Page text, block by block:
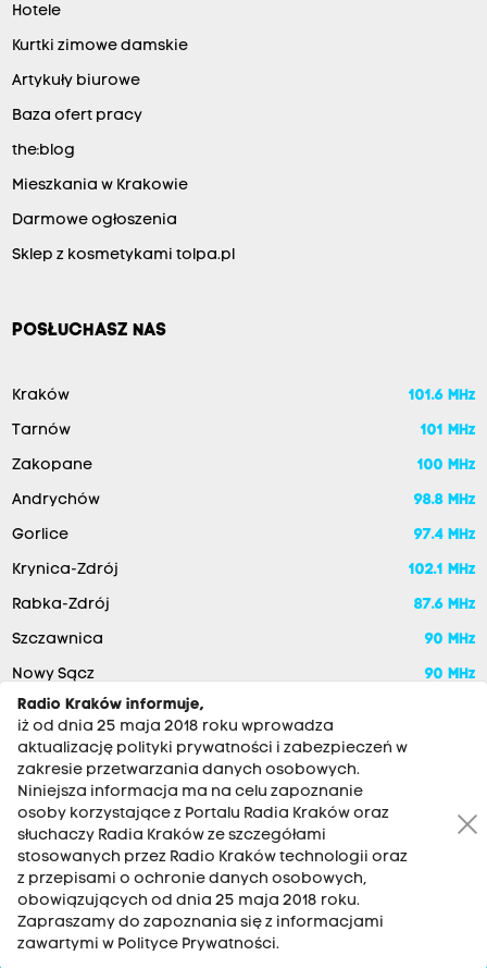
Hotele
Kurtki zimowe damskie
Artykuły biurowe
Baza ofert pracy
the:blog
Mieszkania w Krakowie
Darmowe ogłoszenia
Sklep z kosmetykami tolpa.pl
POSŁUCHASZ NAS
Kraków 101.6 MHz
Tarnów 101 MHz
Zakopane 100 MHz
Andrychów 98.8 MHz
Gorlice 97.4 MHz
Krynica-Zdrój 102.1 MHz
Rabka-Zdrój 87.6 MHz
Szczawnica 90 MHz
Nowy Sącz 90 MHz
RADIO KRAKÓW SA. Aleja Juliusza Słowackiego 22, 30-007
Kraków
Antena: 12 200 33 33
Radio Kraków informuje,
iż od dnia 25 maja 2018 roku wprowadza
aktualizację polityki prywatności i zabezpieczeń w
zakresie przetwarzania danych osobowych.
Niniejsza informacja ma na celu zapoznanie
osoby korzystające z Portalu Radia Kraków oraz
słuchaczy Radia Kraków ze szczegółami
stosowanych przez Radio Kraków technologii oraz
z przepisami o ochronie danych osobowych,
obowiązujących od dnia 25 maja 2018 roku.
Zapraszamy do zapoznania się z informacjami
zawartymi w Polityce Prywatności.